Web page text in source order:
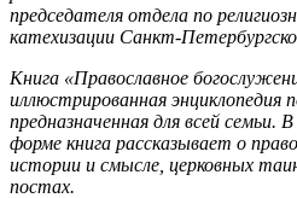
председателя отдела по
катехизации Санкт-
Книга «Православное
иллюстрированная энциклопедия
предназначенная для всей семьи.
форме книга рассказывает о
истории и смысле, церковных
постах.